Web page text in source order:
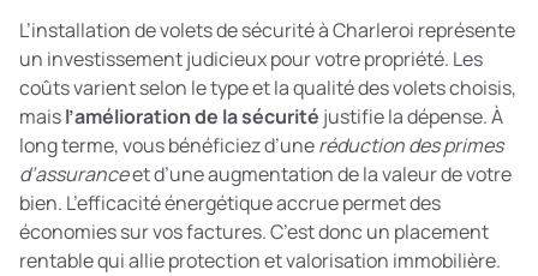
L’installation de volets de sécurité à Charleroi représente
un investissement judicieux pour votre propriété. Les
coûts varient selon le type et la qualité des volets choisis,
maisl’amélioration de la sécurité justifie la dépense. À
long terme, vous bénéficiez d’uneréduction des primes
d’assuranceet d’une augmentation de la valeur de votre
bien. L’efficacité énergétique accrue permet des
économies sur vos factures. C’est donc un placement
rentable qui allie protection et valorisation immobilière.